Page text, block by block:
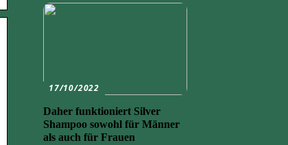
17/10/2022
Daher funktioniert Silver
Shampoo sowohl für Männer
als auch für Frauen